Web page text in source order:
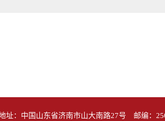
：中国山东省济南市山大南路27号 邮编：